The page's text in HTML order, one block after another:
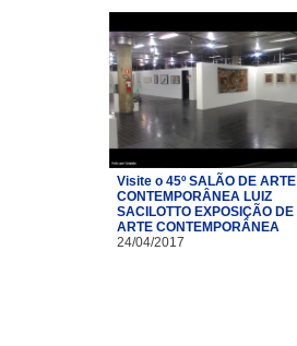
Visite o 45º SALÃO DE ARTE
CONTEMPORÂNEA LUIZ
SACILOTTO EXPOSIÇÃO DE
ARTE CONTEMPORÂNEA
24/04/2017